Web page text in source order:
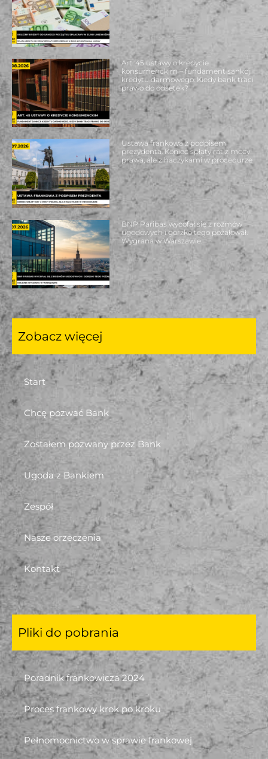
Art. 45 ustawy o kredycie
konsumenckim – fundament sankcji
kredytu darmowego. Kiedy bank traci
prawo do odsetek?
Ustawa frankowa z podpisem
prezydenta. Koniec spłaty rat z mocy
prawa, ale z haczykami w procedurze
BNP Paribas wycofał się z rozmów
ugodowych i gorzko tego pożałował.
Wygrana w Warszawie.
Zobacz więcej
Start
Chcę pozwać Bank
Zostałem pozwany przez Bank
Ugoda z Bankiem
Zespół
Nasze orzeczenia
Kontakt
Pliki do pobrania
Poradnik frankowicza 2024
Proces frankowy krok po kroku
Pełnomocnictwo w sprawie frankowej